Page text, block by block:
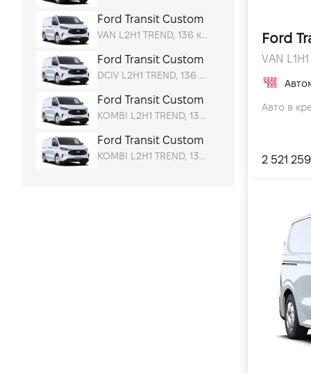
Автомобілі для подорожей
Міські автомобілі
Автомобілі для відпочинку
Економічні автомобілі
Автомобілі для таксі
Ford Transit Custom
VAN L2H1 TREND, 136 к.с.
Ford Transit Custom
DCIV L2H1 TREND, 136 к.с.
Ford Transit Custom
KOMBI L2H1 TREND, 136 к.с.
Ford Transit Custom
KOMBI L2H1 TREND, 136 к.с.
Ford
VAN
Авто в
2 521